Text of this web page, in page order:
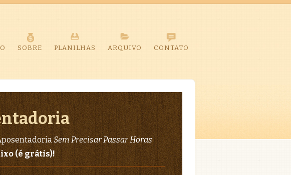
SOBRE PLANILHAS ARQUIVO CONTATO
Sem Precisar Passar Horas
(é grátis)!